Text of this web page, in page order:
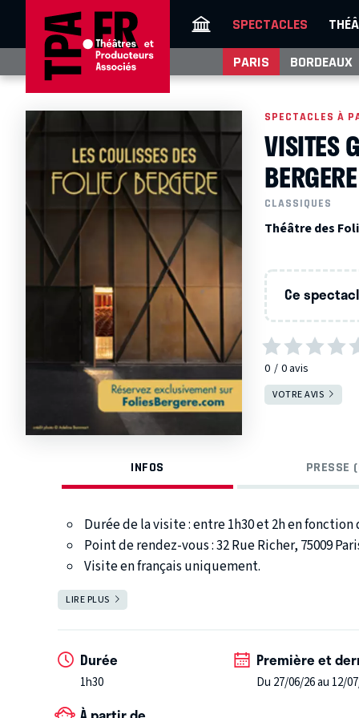
SPECTACLES
PARIS BORDEAUX
SPECTACLES À
VISITES
BERGERE
CLASSIQUES
Théâtre des
Ce
0 0avis
VOTRE AVIS
INFOS PRESSE
Durée de la visite : entre 1h30 et 2h en
Point de rendez-vous : 32 Rue Richer, 75009
Visite en français uniquement.
Participez à une visite guidée à la découverte de
Folies Bergère. Votre guide privé vous fera
est né le music-hall vibre au son des concerts,
nombreux artistes comme Joséphine Baker, Charles
ou encore Francis Cabrel ont parcouru ces couloirs.
accèderez au somptueux théâtre des Folies Bergère
LIRE PLUS
Durée
1h30
Première et
Du 27/06/26 au 12/